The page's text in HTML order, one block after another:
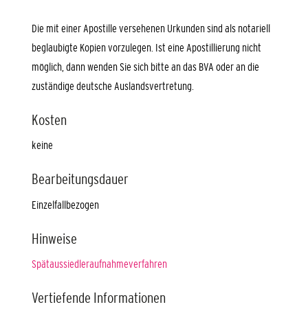
Die mit einer Apostille versehenen Urkunden sind als notariell
beglaubigte Kopien vorzulegen. Ist eine Apostillierung nicht
möglich, dann wenden Sie sich bitte an das BVA oder an die
zuständige deutsche Auslandsvertretung.
Kosten
keine
Bearbeitungsdauer
Einzelfallbezogen
Hinweise
Spätaussiedleraufnahmeverfahren
Vertiefende Informationen